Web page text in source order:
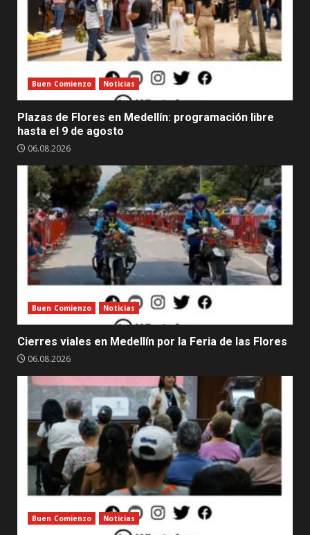
Buen Comienzo Noticias
Plazas de Flores en Medellín: programación libre
hasta el 9 de agosto
06.08.2026
Buen Comienzo Noticias
Cierres viales en Medellín por la Feria de las Flores
06.08.2026
Buen Comienzo Noticias